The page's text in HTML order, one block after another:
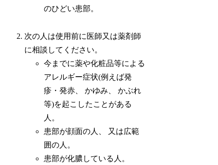
のひどい患部。
次の人は使用前に医師又は薬剤師
に相談してください。
今までに薬や化粧品等による
アレルギー症状(例えば発
疹・発赤、 かゆみ、 かぶれ
等)を起こしたことがある
人。
患部が顔面の人、 又は広範
囲の人。
患部が化膿している人。